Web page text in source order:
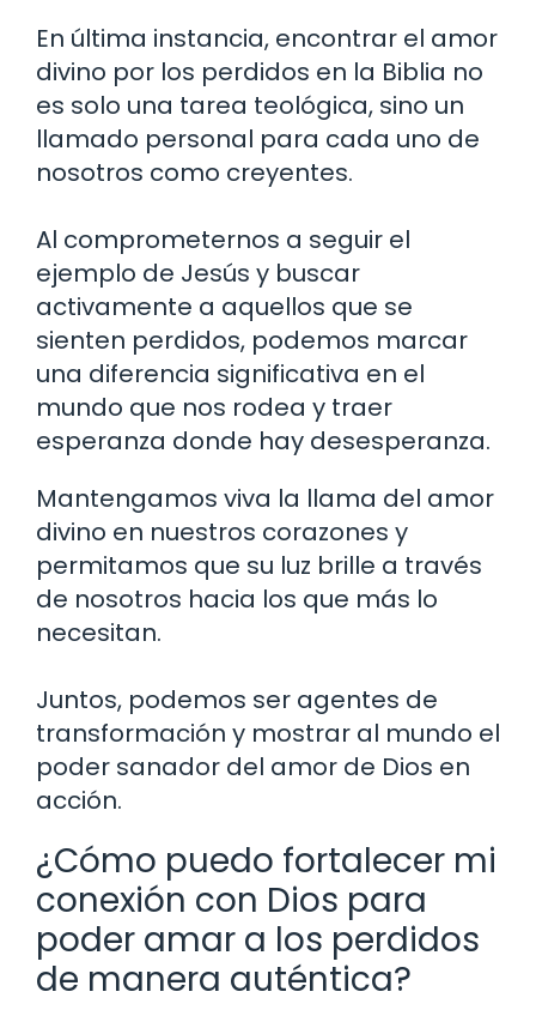
En última instancia, encontrar el amor
divino por los perdidos en la Biblia no
es solo una tarea teológica, sino un
llamado personal para cada uno de
nosotros como creyentes.
Al comprometernos a seguir el
ejemplo de Jesús y buscar
activamente a aquellos que se
sienten perdidos, podemos marcar
una diferencia significativa en el
mundo que nos rodea y traer
esperanza donde hay desesperanza.
Mantengamos viva la llama del amor
divino en nuestros corazones y
permitamos que su luz brille a través
de nosotros hacia los que más lo
necesitan.
Juntos, podemos ser agentes de
transformación y mostrar al mundo el
poder sanador del amor de Dios en
acción.
¿Cómo puedo fortalecer mi
conexión con Dios para
poder amar a los perdidos
de manera auténtica?